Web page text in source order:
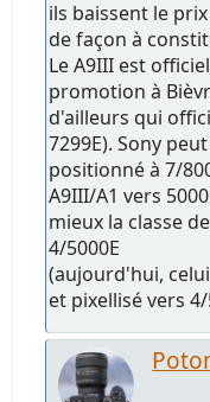
ils baissent le
de façon à
Le A9III est
promotion à
d'ailleurs qui
7299E). Sony
positionné à 7/
A9III/A1 vers
mieux la classe
4/5000E
(aujourd'hui,
et pixellisé vers